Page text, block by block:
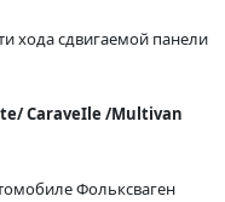
хода сдвигаемой панели
СаraveIle /Multivan
Фольксваген